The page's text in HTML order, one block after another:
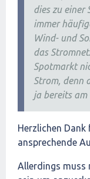
dies zu einer
immer
Wind- und
das
Spotmarkt
Strom, denn
ja bereits am
Herzlichen
ansprechende
Allerdings muss